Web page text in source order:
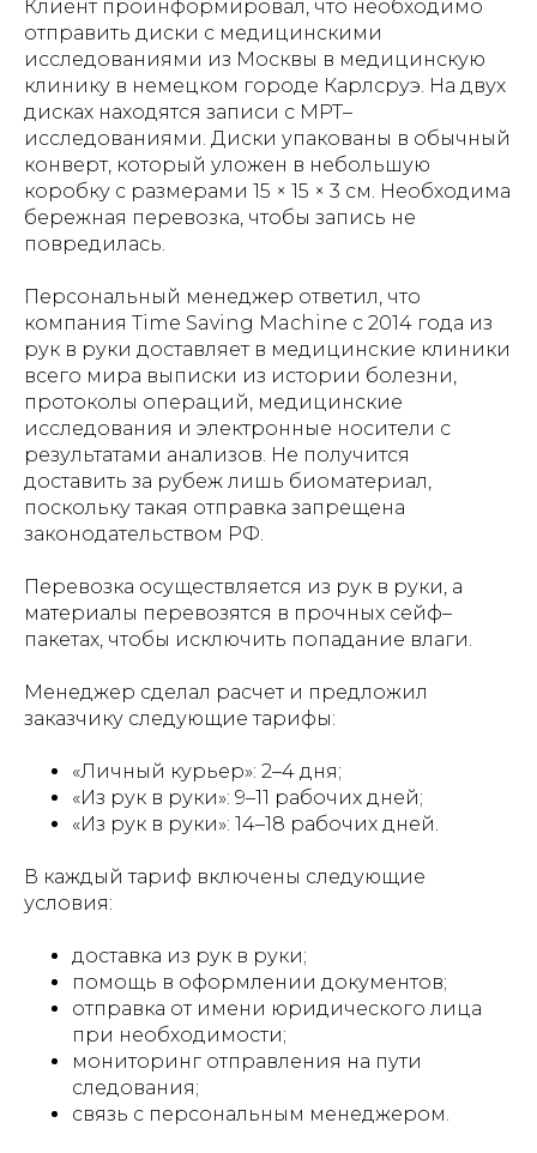
Клиент проинформировал, что необходимо
отправить диски с медицинскими
исследованиями из Москвы в медицинскую
клинику в немецком городе Карлсруэ. На двух
дисках находятся записи с МРТ–
исследованиями. Диски упакованы в обычный
конверт, который уложен в небольшую
коробку с размерами 15 × 15 × 3 см. Необходима
бережная перевозка, чтобы запись не
повредилась.
Персональный менеджер ответил, что
компания Time Saving Machine с 2014 года из
рук в руки доставляет в медицинские клиники
всего мира выписки из истории болезни,
протоколы операций, медицинские
исследования и электронные носители с
результатами анализов. Не получится
доставить за рубеж лишь биоматериал,
поскольку такая отправка запрещена
законодательством РФ.
Перевозка осуществляется из рук в руки, а
материалы перевозятся в прочных сейф–
пакетах, чтобы исключить попадание влаги.
Менеджер сделал расчет и предложил
заказчику следующие тарифы:
«Личный курьер»: 2–4 дня;
«Из рук в руки»: 9–11 рабочих дней;
«Из рук в руки»: 14–18 рабочих дней.
В каждый тариф включены следующие
условия:
доставка из рук в руки;
помощь в оформлении документов;
отправка от имени юридического лица
при необходимости;
мониторинг отправления на пути
следования;
связь с персональным менеджером.